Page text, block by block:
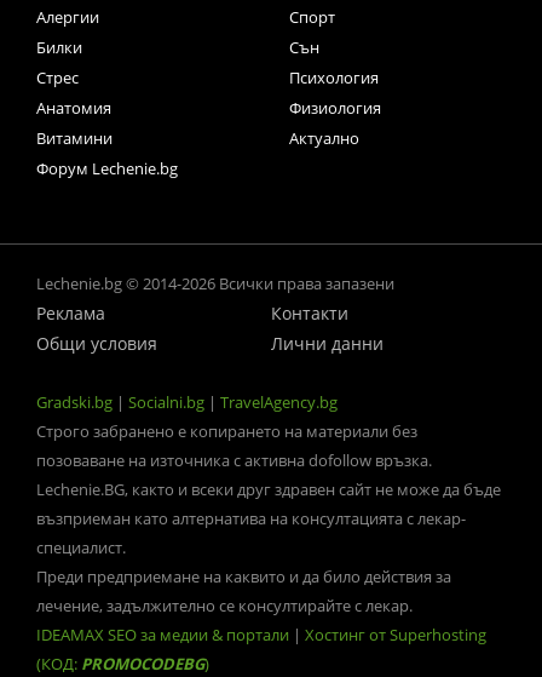
Алергии
Спорт
Билки
Сън
Стрес
Психология
Анатомия
Физиология
Витамини
Актуално
Форум Lechenie.bg
Lechenie.bg © 2014-2026 Всички права запазени
Реклама
Контакти
Общи условия
Лични данни
Gradski.bg | Socialni.bg | TravelAgency.bg
Строго забранено е копирането на материали без
позоваване на източника с активна dofollow връзка.
Lechenie.BG, както и всеки друг здравен сайт не може да бъде
възприеман като алтернатива на консултацията с лекар-
специалист.
Преди предприемане на каквито и да било действия за
лечение, задължително се консултирайте с лекар.
IDEAMAX SEO за медии & портали | Хостинг от Superhosting
(КОД: PROMOCODEBG)